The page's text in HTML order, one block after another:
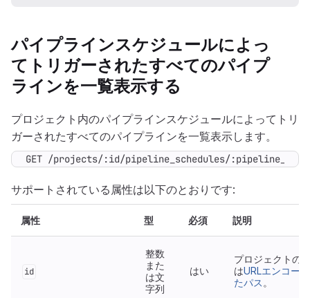
パイプラインスケジュールによっ
てトリガーされたすべてのパイプ
ラインを一覧表示する
プロジェクト内のパイプラインスケジュールによってトリ
ガーされたすべてのパイプラインを一覧表示します。
GET /projects/:id/pipeline_schedules/
サポートされている属性は以下のとおりです:
属性 型 必須 説明
id
整数
また
は文
字列
はい
プロジェクトの
はURLエンコー
たパス 。